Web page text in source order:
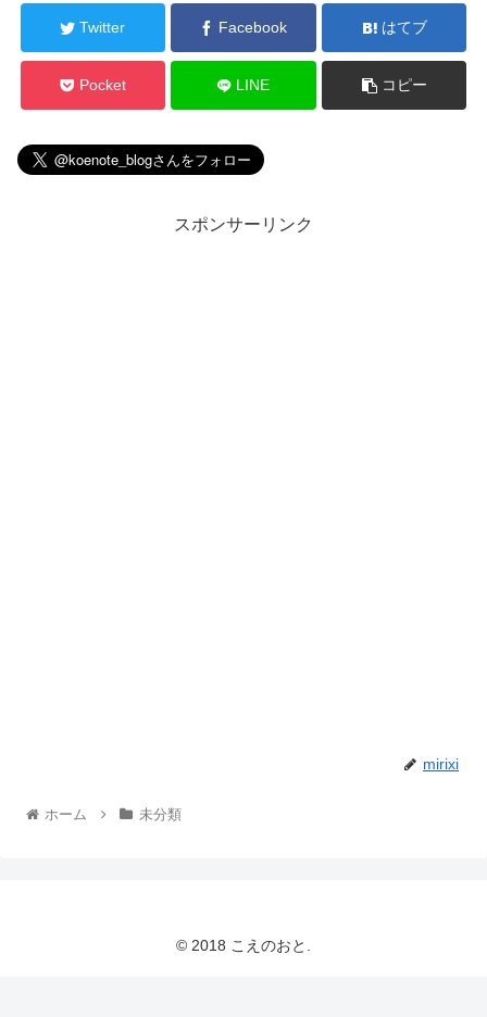
Twitter Facebook はてブ
Pocket LINE コピー
スポンサーリンク
mirixi
ホーム 未分類
© 2018 こえのおと.